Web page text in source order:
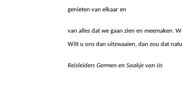
genieten van elkaar en
van alles dat we gaan zien en meemaken.
Wilt u ons dan uitzwaaien, dan zou dat
Reisleiders Germen en Saakje van IJs